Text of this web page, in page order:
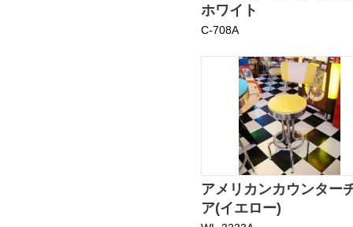
ホワイト
C-708A
アメリカンカウンター
ア(イエロー)